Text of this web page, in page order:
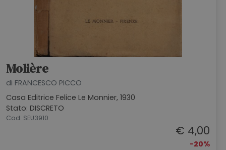
OUTLET
Molière
di FRANCESCO PICCO
Casa Editrice Felice Le Monnier, 1930
Stato: DISCRETO
Cod. SEU3910
€ 4,00
-20%